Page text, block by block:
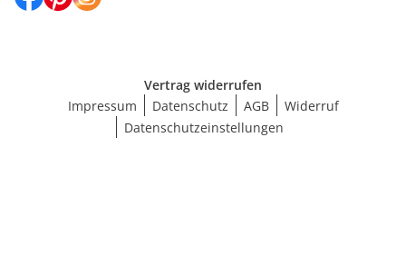
Vertrag widerrufen
Impressum
Datenschutz AGB
Widerruf
Datenschutzeinstellungen